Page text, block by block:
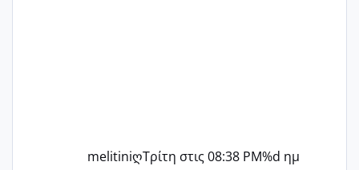
melitiniღΤρίτη στις 08:38 PM%d ημ